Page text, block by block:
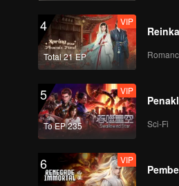
4
Total 21 EP
VIP
5
To EP 235
VIP
Sci-Fi
6 VIP